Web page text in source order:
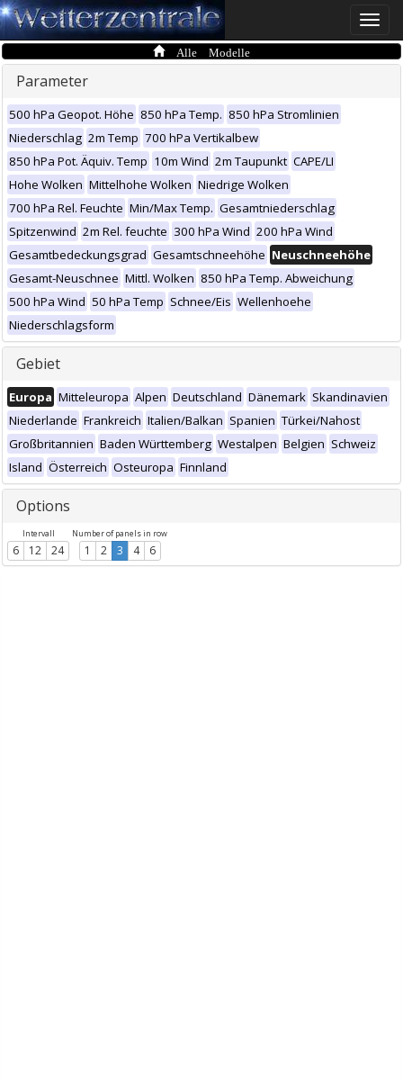
Toggle
Alle Modelle
Parameter
500 hPa Geopot. Höhe 850 hPa Temp. 850 hPa Stromlinien
Niederschlag 2m Temp 700 hPa Vertikalbew
850 hPa Pot. Äquiv. Temp 10m Wind 2m Taupunkt CAPE/LI
Hohe Wolken Mittelhohe Wolken Niedrige Wolken
700 hPa Rel. Feuchte Min/Max Temp. Gesamtniederschlag
Spitzenwind 2m Rel. feuchte 300 hPa Wind 200 hPa Wind
Gesamtbedeckungsgrad Gesamtschneehöhe Neuschneehöhe
Gesamt-Neuschnee Mittl. Wolken 850 hPa Temp. Abweichung
500 hPa Wind 50 hPa Temp Schnee/Eis Wellenhoehe
Niederschlagsform
Gebiet
Europa Mitteleuropa Alpen Deutschland Dänemark Skandinavien
Niederlande Frankreich Italien/Balkan Spanien Türkei/Nahost
Großbritannien Baden Württemberg Westalpen Belgien Schweiz
Island Österreich Osteuropa Finnland
Options
Intervall
6 12 24
Number of panels in row
1 2 3 4 6